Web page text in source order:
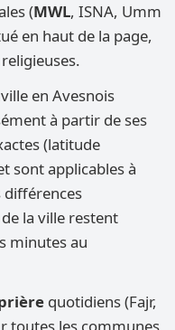
(MWL, ISNA, Umm
en haut de la page,
en Avesnois
à partir de ses
(latitude
sont applicables à
différences
la ville restent
minutes au
quotidiens (Fajr,